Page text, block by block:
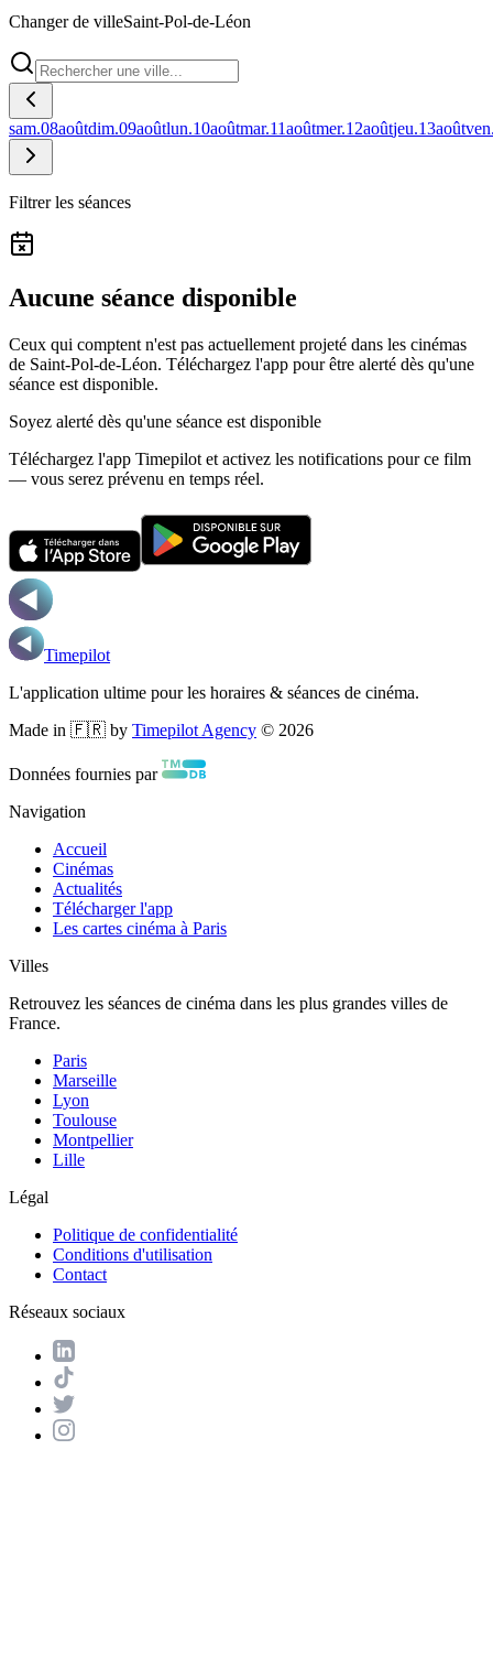
Changer de villeSaint-Pol-de-Léon
sam.08aoûtdim.09aoûtlun.10aoûtmar.11aoûtmer.12aoûtjeu.13août
Filtrer les séances
Aucune séance disponible
Ceux qui comptent n'est pas actuellement projeté dans les cinémas
de Saint-Pol-de-Léon. Téléchargez l'app pour être alerté dès qu'une
séance est disponible.
Soyez alerté dès qu'une séance est disponible
Téléchargez l'app Timepilot et activez les notifications pour ce film
— vous serez prévenu en temps réel.
Timepilot
L'application ultime pour les horaires & séances de cinéma.
Made in 🇫🇷 by Timepilot Agency © 2026
Données fournies par
Navigation
Accueil
Cinémas
Actualités
Télécharger l'app
Les cartes cinéma à Paris
Villes
Retrouvez les séances de cinéma dans les plus grandes villes de
France.
Paris
Marseille
Lyon
Toulouse
Montpellier
Lille
Légal
Politique de confidentialité
Conditions d'utilisation
Contact
Réseaux sociaux